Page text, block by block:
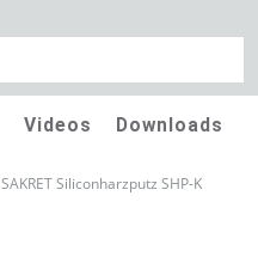
Videos Downloads
SAKRET Siliconharzputz SHP-K